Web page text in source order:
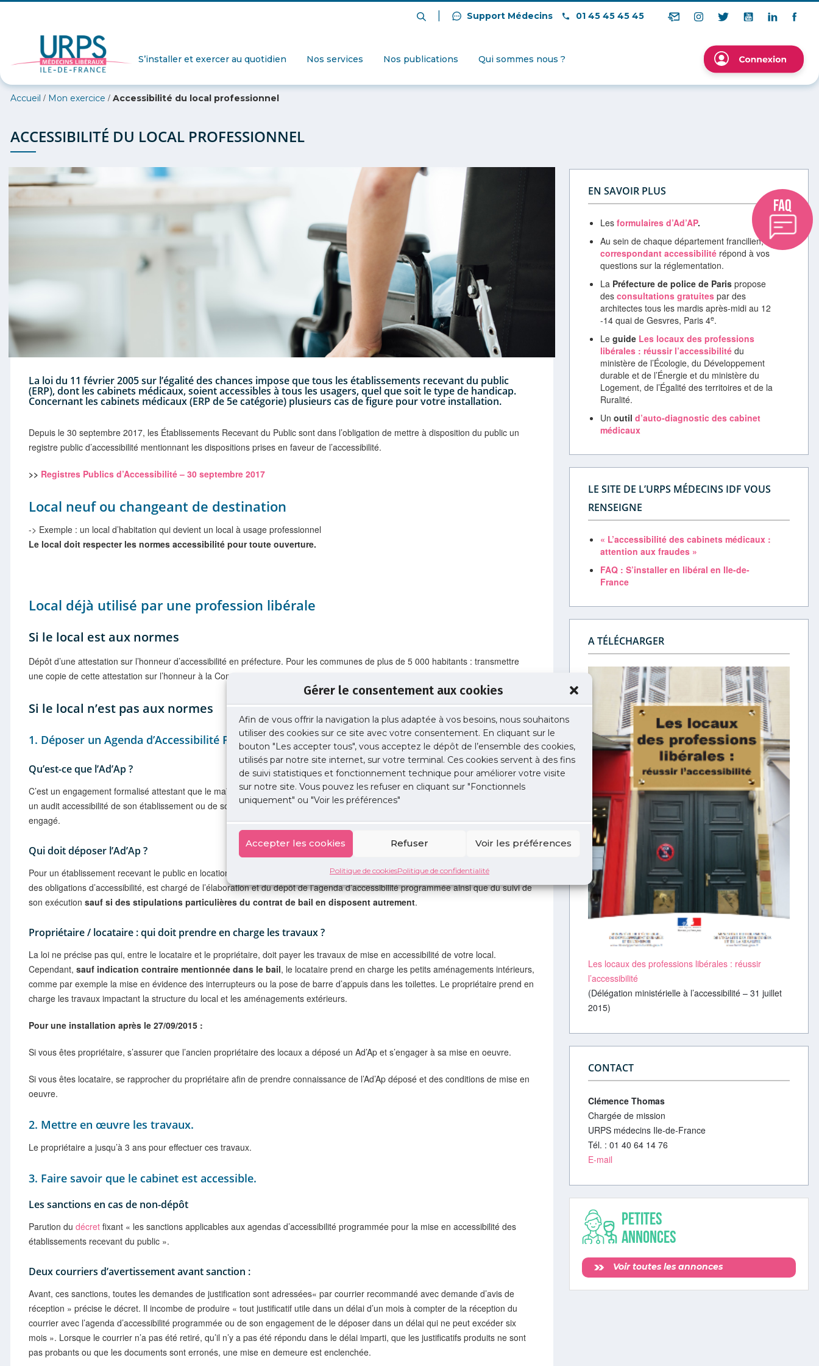
Gérer le consentement aux cookies
Afin de vous offrir la navigation la plus adaptée à vos besoins, nous souhaitons
utiliser des cookies sur ce site avec votre consentement. En cliquant sur le
bouton "Les accepter tous", vous acceptez le dépôt de l’ensemble des cookies,
utilisés par notre site internet, sur votre terminal. Ces cookies servent à des fins
de suivi statistiques et fonctionnement technique pour améliorer votre visite
sur notre site. Vous pouvez les refuser en cliquant sur "Fonctionnels
uniquement" ou "Voir les préférences"
Accepter les cookies Refuser Voir les préférences
Politique de cookiesPolitique de confidentialité
Support Médecins 01 45 45 45 45
S’installer et exercer au quotidien Nos services Nos publications Qui sommes nous ?
Accueil / Mon exercice / Accessibilité du local professionnel
ACCESSIBILITÉ DU LOCAL PROFESSIONNEL
La loi du 11 février 2005 sur l’égalité des chances impose que tous les établissements recevant du public
(ERP), dont les cabinets médicaux, soient accessibles à tous les usagers, quel que soit le type de handicap.
Concernant les cabinets médicaux (ERP de 5e catégorie) plusieurs cas de figure pour votre installation.
Depuis le 30 septembre 2017, les Établissements Recevant du Public sont dans l’obligation de mettre à disposition du public un
registre public d’accessibilité mentionnant les dispositions prises en faveur de l’accessibilité.
>> Registres Publics d’Accessibilité – 30 septembre 2017
Local neuf ou changeant de destination
-> Exemple : un local d’habitation qui devient un local à usage professionnel
Le local doit respecter les normes accessibilité pour toute ouverture.
Local déjà utilisé par une profession libérale
Si le local est aux normes
Dépôt d’une attestation sur l’honneur d’accessibilité en préfecture. Pour les communes de plus de 5 000 habitants : transmettre
une copie de cette attestation sur l’honneur à la Commission communale pour l’accessibilité de la commune où se situe le cabinet.
Si le local n’est pas aux normes
1. Déposer un Agenda d’Accessibilité Programmée (Ad’Ap).
Qu’est-ce que l’Ad’Ap ?
C’est un engagement formalisé attestant que le maître d’ouvrage ou l’exploitant de l’établissement doit réaliser (ou faire réaliser)
un audit accessibilité de son établissement ou de son patrimoine, établir la programmation de ses travaux, définir le budget
engagé.
Qui doit déposer l’Ad’Ap ?
Pour un établissement recevant le public en location,
, en tant que responsable de droit commun de la mise en oeuvre
des obligations d’accessibilité, est chargé de l’élaboration et du dépôt de l’agenda d’accessibilité programmée ainsi que du suivi de
son exécution sauf si des stipulations particulières du contrat de bail en disposent autrement.
Propriétaire / locataire : qui doit prendre en charge les travaux ?
La loi ne précise pas qui, entre le locataire et le propriétaire, doit payer les travaux de mise en accessibilité de votre local.
Cependant, sauf indication contraire mentionnée dans le bail, le locataire prend en charge les petits aménagements intérieurs,
comme par exemple la mise en évidence des interrupteurs ou la pose de barre d’appuis dans les toilettes. Le propriétaire prend en
charge les travaux impactant la structure du local et les aménagements extérieurs.
Pour une installation après le 27/09/2015 :
Si vous êtes propriétaire, s’assurer que l’ancien propriétaire des locaux a déposé un Ad’Ap et s’engager à sa mise en oeuvre.
Si vous êtes locataire, se rapprocher du propriétaire afin de prendre connaissance de l’Ad’Ap déposé et des conditions de mise en
oeuvre.
2. Mettre en œuvre les travaux.
Le propriétaire a jusqu’à 3 ans pour effectuer ces travaux.
3. Faire savoir que le cabinet est accessible.
Les sanctions en cas de non-dépôt
Parution du décret fixant « les sanctions applicables aux agendas d’accessibilité programmée pour la mise en accessibilité des
établissements recevant du public ».
Deux courriers d’avertissement avant sanction :
Avant, ces sanctions, toutes les demandes de justification sont adressées« par courrier recommandé avec demande d’avis de
réception » précise le décret. Il incombe de produire « tout justificatif utile dans un délai d’un mois à compter de la réception du
courrier avec l’agenda d’accessibilité programmée ou de son engagement de le déposer dans un délai qui ne peut excéder six
mois ». Lorsque le courrier n’a pas été retiré, qu’il n’y a pas été répondu dans le délai imparti, que les justificatifs produits ne sont
pas probants ou que les documents sont erronés, une mise en demeure est enclenchée.
EN SAVOIR PLUS
Les formulaires d’Ad’AP.
Au sein de chaque département francilien, un
correspondant accessibilitérépond à vos
questions sur la réglementation.
La Préfecture de police de Parispropose
des consultations gratuitespar des
architectes tous les mardis après-midi au 12
-14 quai de Gesvres, Paris 4e.
Le guide Les locaux des professions
libérales : réussir l’accessibilitédu
ministère de l’Écologie, du Développement
durable et de l’Énergie et du ministère du
Logement, de l’Égalité des territoires et de la
Ruralité.
Un outil d’auto-diagnostic des cabinet
médicaux
LE SITE DE L’URPS MÉDECINS IDF VOUS
RENSEIGNE
« L’accessibilité des cabinets médicaux :
attention aux fraudes »
FAQ : S’installer en libéral en Ile-de-
France
A TÉLÉCHARGER
Les locaux des professions libérales : réussir
l’accessibilité
(Délégation ministérielle à l’accessibilité – 31 juillet
2015)
CONTACT
Clémence Thomas
Chargée de mission
URPS médecins Ile-de-France
Tél. : 01 40 64 14 76
E-mail
Petites
annonces
Voir toutes les annonces